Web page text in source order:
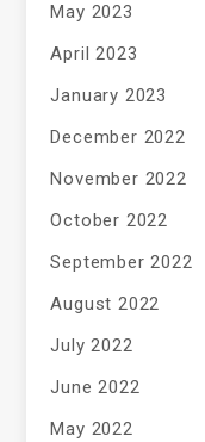
May 2023
April 2023
January 2023
December 2022
November 2022
October 2022
September 2022
August 2022
July 2022
June 2022
May 2022